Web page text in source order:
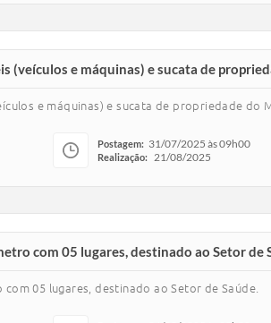
(veículos e máquinas) e sucata de
e máquinas) e sucata de propriedade do
Postagem: 31/07/2025 às 09h00
Realização: 21/08/2025
com 05 lugares, destinado ao Setor de
05 lugares, destinado ao Setor de Saúde.